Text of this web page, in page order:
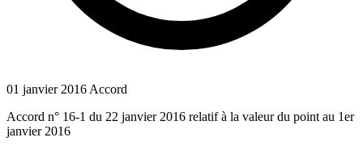
01 janvier 2016 Accord
Accord n° 16-1 du 22 janvier 2016 relatif à la valeur du point au 1er
janvier 2016